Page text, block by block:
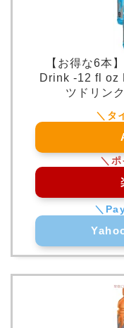
【お得な6本
Drink -12 fl oz
ツドリン